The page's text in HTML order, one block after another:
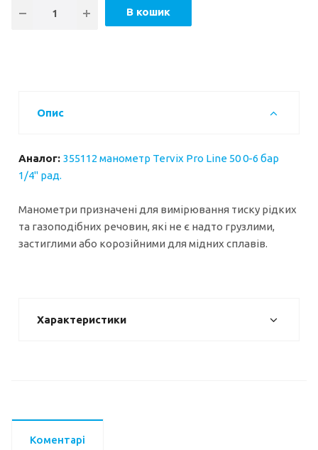
В кошик
Опис
Аналог: 355112 манометр Tervix Pro Line 50 0-6 бар
1/4" рад.
Манометри призначені для вимірювання тиску рідких
та газоподібних речовин, які не є надто грузлими,
застиглими або корозійними для мідних сплавів.
Характеристики
Коментарі